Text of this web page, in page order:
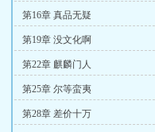
第16章 真品无疑
第19章 没文化啊
第22章 麒麟门人
第25章 尔等蛮夷
第28章 差价十万